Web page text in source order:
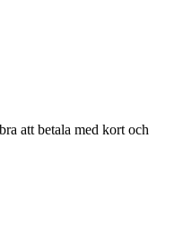
att betala med kort och